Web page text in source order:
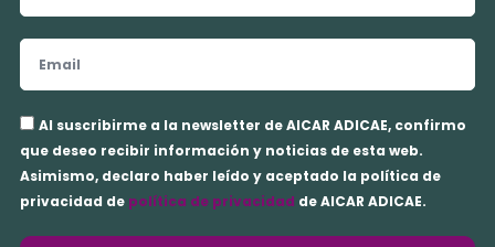
Email
Aceptación
privacidad
Al suscribirme a la newsletter de AICAR ADICAE, confirmo
que deseo recibir información y noticias de esta web.
Asimismo, declaro haber leído y aceptado la política de
privacidad de política de privacidad de AICAR ADICAE.